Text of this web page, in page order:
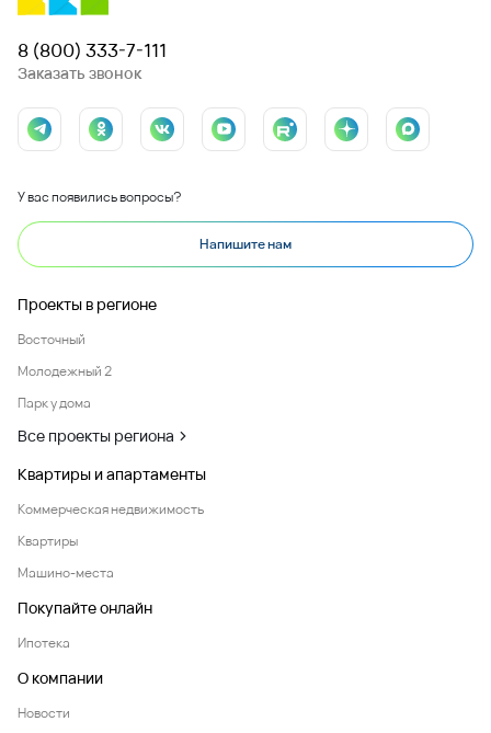
8 (800) 333-7-111
Заказать звонок
У вас появились вопросы?
Напишите нам
Проекты в регионе
Восточный
Молодежный 2
Парк у дома
Все проекты региона
Квартиры и апартаменты
Коммерческая недвижимость
Квартиры
Машино-места
Покупайте онлайн
Ипотека
О компании
Новости